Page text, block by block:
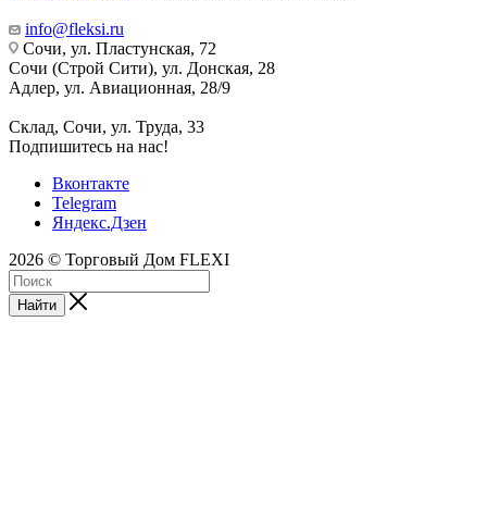
info@fleksi.ru
Сочи, ул. Пластунская, 72
Сочи (Строй Сити), ул. Донская, 28
Адлер, ул. Авиационная, 28/9
Склад, Сочи, ул. Труда, 33
Подпишитесь на нас!
Вконтакте
Telegram
Яндекс.Дзен
2026 © Торговый Дом FLEXI
Найти